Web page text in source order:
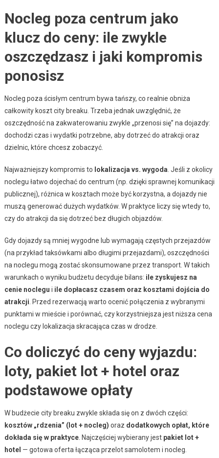
Nocleg poza centrum jako
klucz do ceny: ile zwykle
oszczędzasz i jaki kompromis
ponosisz
Nocleg poza ścisłym centrum bywa tańszy, co realnie obniża
całkowity koszt city breaku. Trzeba jednak uwzględnić, że
oszczędność na zakwaterowaniu zwykle „przenosi się” na dojazdy:
dochodzi czas i wydatki potrzebne, aby dotrzeć do atrakcji oraz
dzielnic, które chcesz zobaczyć.
Najważniejszy kompromis to lokalizacja vs. wygoda . Jeśli z okolicy
noclegu łatwo dojechać do centrum (np. dzięki sprawnej komunikacji
publicznej), różnica w kosztach może być korzystna, a dojazdy nie
muszą generować dużych wydatków. W praktyce liczy się wtedy to,
czy do atrakcji da się dotrzeć bez długich objazdów.
Gdy dojazdy są mniej wygodne lub wymagają częstych przejazdów
(na przykład taksówkami albo długimi przejazdami), oszczędności
na noclegu mogą zostać skonsumowane przez transport. W takich
warunkach o wyniku budżetu decyduje bilans: ile zyskujesz na
cenie noclegu i ile dopłacasz czasem oraz kosztami dojścia do
atrakcji . Przed rezerwacją warto ocenić połączenia z wybranymi
punktami w mieście i porównać, czy korzystniejsza jest niższa cena
noclegu czy lokalizacja skracająca czas w drodze.
Co doliczyć do ceny wyjazdu:
loty, pakiet lot + hotel oraz
podstawowe opłaty
W budżecie city breaku zwykle składa się on z dwóch części:
kosztów „rdzenia” (lot + nocleg) oraz dodatkowych opłat, które
dokłada się w praktyce. Najczęściej wybierany jest pakiet lot +
hotel — gotowa oferta łącząca przelot samolotem i nocleg.